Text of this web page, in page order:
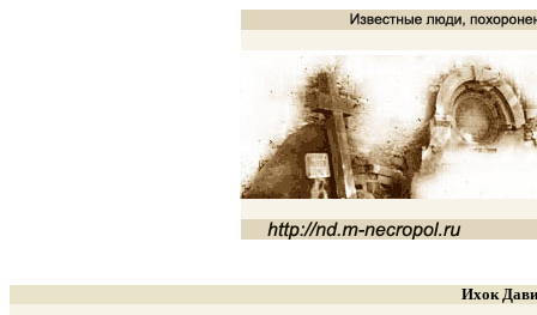
Ихок